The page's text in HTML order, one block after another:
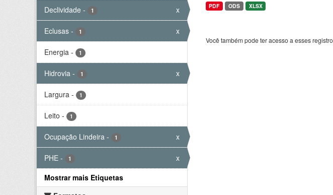
Declividade - 1 x
Eclusas - 1 x
Energia - 1
Hidrovia - 1 x
Largura - 1
Leito - 1
Ocupação Lindeira - 1 x
PHE - 1
x
Mostrar mais Etiquetas
PDF ODS XLSX
Você também pode ter acesso a esses